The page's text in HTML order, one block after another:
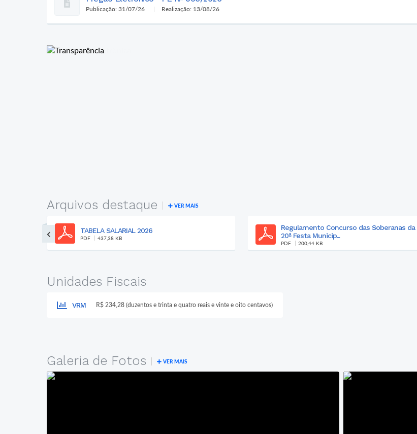
Publicação: 31/07/26 Realização: 13/08/26
Arquivos destaque VER MAIS
Regulamento Concurso das Soberanas da
20ª Festa Municip...
Plano Contingência - Geral - 2025
PDF 845,29 KB
Unidades Fiscais
VRM R$ 234,28 (duzentos e trinta e quatro reais e vinte e oito centavos)
Galeria de Fotos VER MAIS